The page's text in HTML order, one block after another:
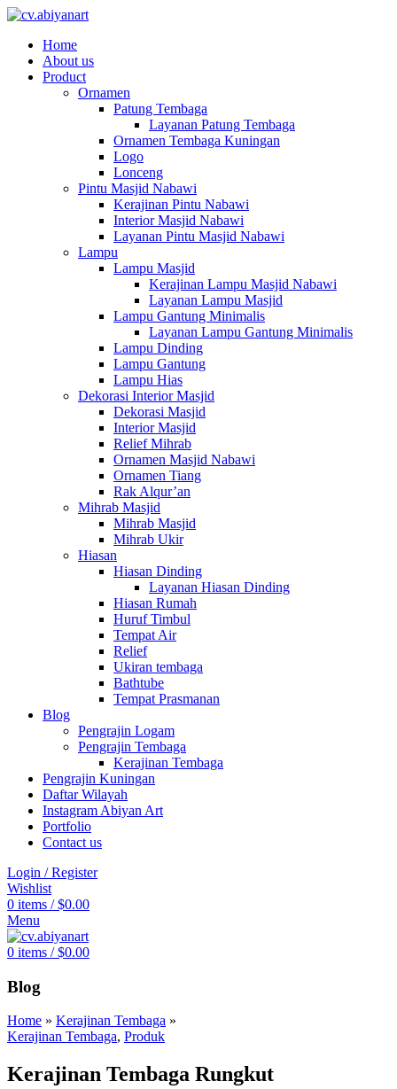
Home
About us
Product
Ornamen
Patung Tembaga
Layanan Patung Tembaga
Ornamen Tembaga Kuningan
Logo
Lonceng
Pintu Masjid Nabawi
Kerajinan Pintu Nabawi
Interior Masjid Nabawi
Layanan Pintu Masjid Nabawi
Lampu
Lampu Masjid
Kerajinan Lampu Masjid Nabawi
Layanan Lampu Masjid
Lampu Gantung Minimalis
Layanan Lampu Gantung Minimalis
Lampu Dinding
Lampu Gantung
Lampu Hias
Dekorasi Interior Masjid
Dekorasi Masjid
Interior Masjid
Relief Mihrab
Ornamen Masjid Nabawi
Ornamen Tiang
Rak Alqur’an
Mihrab Masjid
Mihrab Masjid
Mihrab Ukir
Hiasan
Hiasan Dinding
Layanan Hiasan Dinding
Hiasan Rumah
Huruf Timbul
Tempat Air
Relief
Ukiran tembaga
Bathtube
Tempat Prasmanan
Blog
Pengrajin Logam
Pengrajin Tembaga
Kerajinan Tembaga
Pengrajin Kuningan
Daftar Wilayah
Instagram Abiyan Art
Portfolio
Contact us
Login / Register
Wishlist
0 items / $0.00
Menu
0 items / $0.00
Blog
Home » Kerajinan Tembaga »
Kerajinan Tembaga, Produk
Kerajinan Tembaga Rungkut